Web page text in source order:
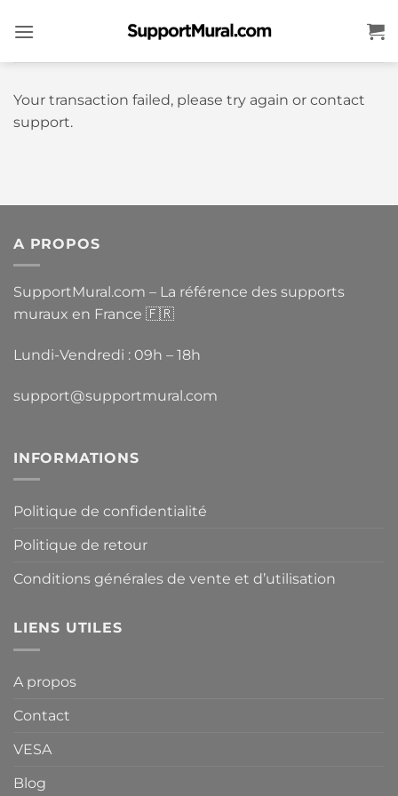
au
Your transaction failed, please try again or contact
support.
A PROPOS
SupportMural.com – La référence des supports
muraux en France 🇫🇷
Lundi-Vendredi : 09h – 18h
support@supportmural.com
INFORMATIONS
Politique de confidentialité
Politique de retour
Conditions générales de vente et d’utilisation
LIENS UTILES
A propos
Contact
VESA
Blog